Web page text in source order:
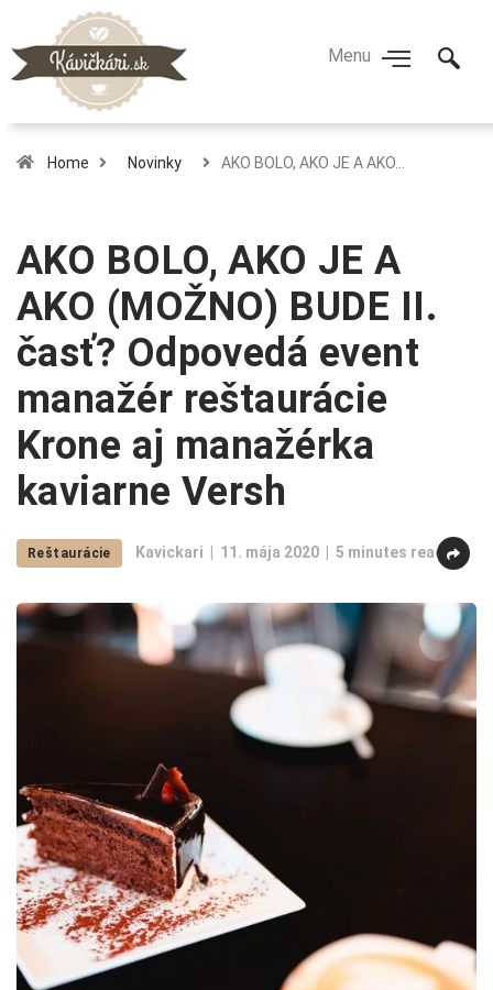
Home Novinky AKO BOLO, AKO JE A AKO…
AKO BOLO, AKO JE A
AKO (MOŽNO) BUDE II.
časť? Odpovedá event
manažér reštaurácie
Krone aj manažérka
kaviarne Versh
Reštaurácie Kavickari 11. mája 2020 5 minutes read